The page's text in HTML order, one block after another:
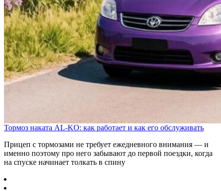
Тормоз наката AL-KO: как работает и как его обслуживать
Прицеп с тормозами не требует ежедневного внимания — и
именно поэтому про него забывают до первой поездки, когда
на спуске начинает толкать в спину